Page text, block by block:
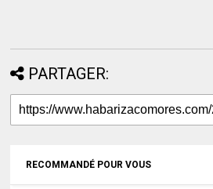
PARTAGER:
RECOMMANDÉ POUR VOUS